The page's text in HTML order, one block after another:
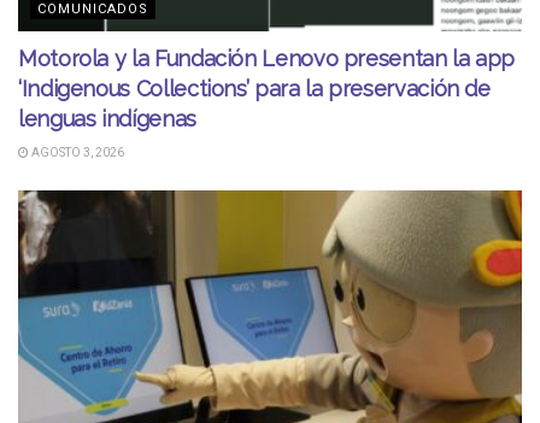
COMUNICADOS
Motorola y la Fundación Lenovo presentan la app
‘Indigenous Collections’ para la preservación de
lenguas indígenas
AGOSTO 3, 2026